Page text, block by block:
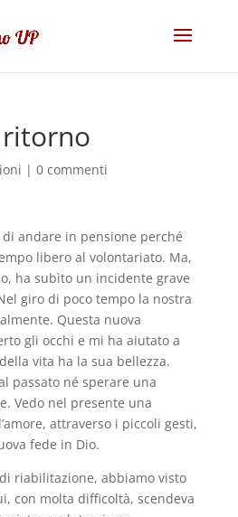
| 0 commenti
andare in pensione perché
libero al volontariato. Ma,
ha subìto un incidente grave
giro di poco tempo la nostra
Questa nuova
gli occhi e mi ha aiutato a
vita ha la sua bellezza.
passato né sperare una
Vedo nel presente una
attraverso i piccoli gesti,
fede in Dio.
riabilitazione, abbiamo visto
con molta difficoltà, scendeva